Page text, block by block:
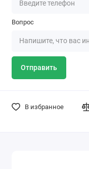
Вопрос
Отправить
В избранное